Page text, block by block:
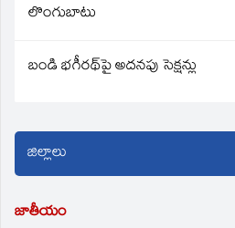
లొంగుబాటు
బండి భగీరథ్‌పై అదనపు సెక్షన్లు
జాతీయం